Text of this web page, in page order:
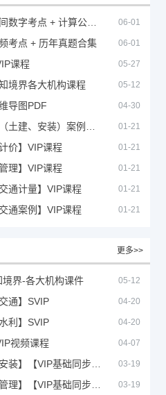
06-01
考点 + 历年真题合集 06-01
课程 05-27
境界各大机构课程 05-12
导图PDF 04-30
01-21
价】VIP课程 01-21
理】VIP课程 01-21
通计量】VIP课程 01-21
通案例】VIP课程 01-21
更多>>
界-各大机构课件 05-12
通】SVIP 04-20
利】SVIP 04-20
视频课程 04-07
03-19
03-19